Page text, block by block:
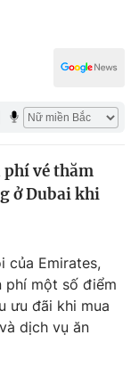
phí vé thăm
ở Dubai khi
của Emirates,
phí một số điểm
ưu đãi khi mua
dịch vụ ăn